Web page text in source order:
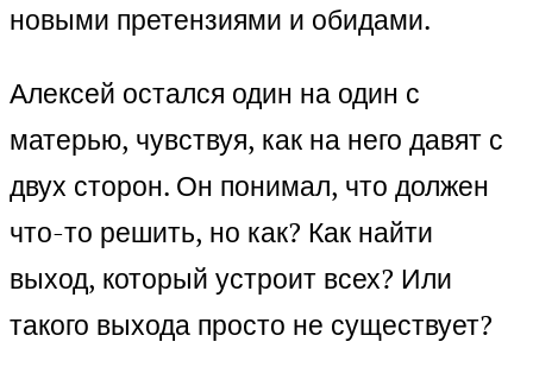
новыми претензиями и обидами.
Алексей остался один на один с
матерью, чувствуя, как на него давят с
двух сторон. Он понимал, что должен
что-то решить, но как? Как найти
выход, который устроит всех? Или
такого выхода просто не существует?